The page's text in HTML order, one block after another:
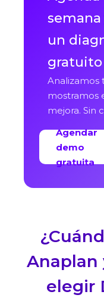
un
gratuito
Analizamos
mostramos
mejora. Sin
Agendar
demo
gratuita
Anaplan
elegir